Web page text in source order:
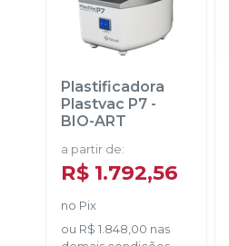
Plastificadora
Plastvac P7 -
BIO-ART
a partir de:
R$ 1.792,56
no Pix
ou R$ 1.848,00 nas